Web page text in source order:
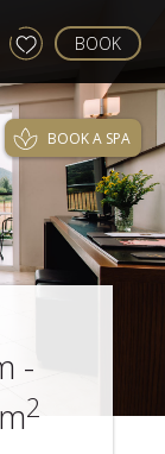
BOOK A SPA
BOOK
-
2